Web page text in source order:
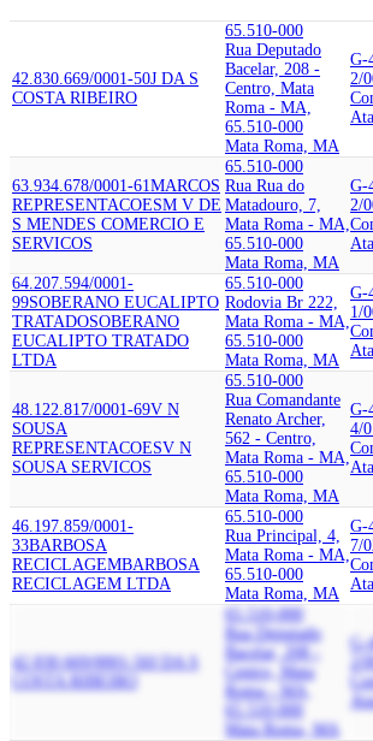
42.830.669/0001-50J DA S
COSTA RIBEIRO
65.510-000
Rua Deputado
Bacelar, 208 -
Centro, Mata
Roma - MA,
65.510-000
Mata Roma, MA
G-
2/
63.934.678/0001-61MARCOS
REPRESENTACOESM V DE
S MENDES COMERCIO E
SERVICOS
65.510-000
Rua Rua do
Matadouro, 7,
Mata Roma - MA,
65.510-000
Mata Roma, MA
G-
2/
64.207.594/0001-
99SOBERANO EUCALIPTO
TRATADOSOBERANO
EUCALIPTO TRATADO
LTDA
65.510-000
Rodovia Br 222,
Mata Roma - MA,
65.510-000
Mata Roma, MA
G-
1/
48.122.817/0001-69V N
SOUSA
REPRESENTACOESV N
SOUSA SERVICOS
65.510-000
Rua Comandante
Renato Archer,
562 - Centro,
Mata Roma - MA,
65.510-000
Mata Roma, MA
G-
4/
46.197.859/0001-
33BARBOSA
RECICLAGEMBARBOSA
RECICLAGEM LTDA
65.510-000
Rua Principal, 4,
Mata Roma - MA,
65.510-000
Mata Roma, MA
G-
7/
42.830.669/0001-50J DA S
COSTA RIBEIRO
65.510-000
Rua Deputado
Bacelar, 208 -
Centro, Mata
Roma - MA,
65.510-000
Mata Roma, MA
G-
2/00